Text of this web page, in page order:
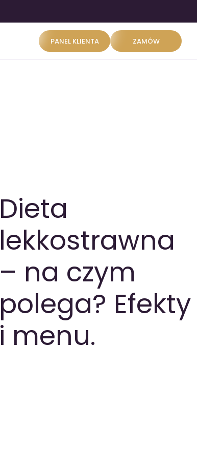
PANEL KLIENTA ZAMÓW
Dieta
lekkostrawna
– na czym
polega? Efekty
i menu.